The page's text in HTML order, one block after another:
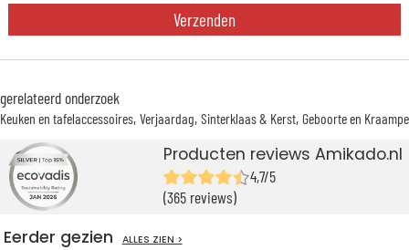
Verzenden
gerelateerd onderzoek
Keuken en tafelaccessoires Verjaardag Sinterklaas & Kerst Geboorte en
Producten reviews Amikado.nl
4,7/5
(365 reviews)
Eerder gezien ALLES ZIEN >